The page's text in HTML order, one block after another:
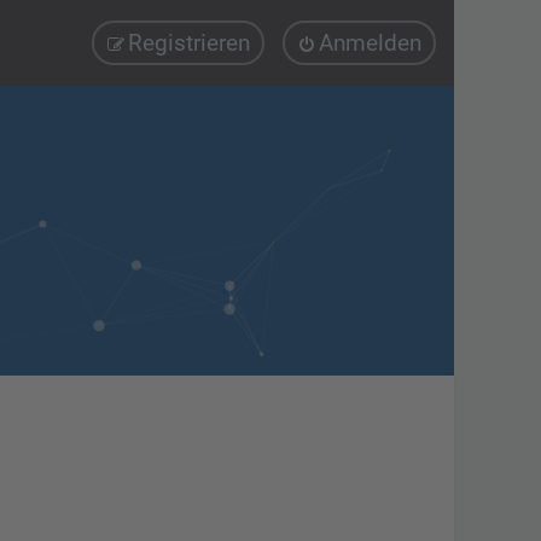
Anmelden
Registrieren